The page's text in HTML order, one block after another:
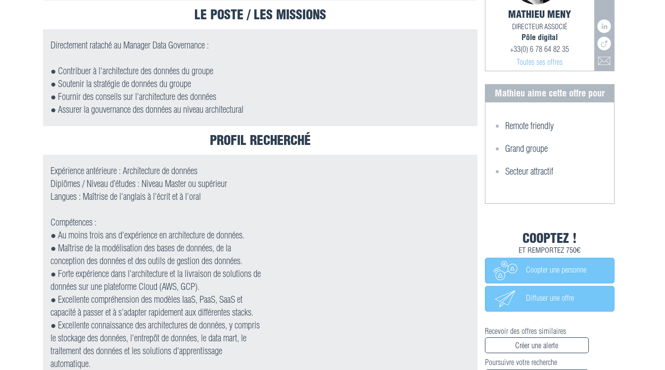
LE POSTE / LES MISSIONS
Directement rataché au Manager Data Governance :
● Contribuer à l'architecture des données du groupe
● Soutenir la stratégie de données du groupe
● Fournir des conseils sur l'architecture des données
● Assurer la gouvernance des données au niveau architectural
PROFIL RECHERCHÉ
Expérience antérieure : Architecture de données
Diplômes / Niveau d’études : Niveau Master ou supérieur
Langues : Maîtrise de l'anglais à l'écrit et à l'oral
Compétences :
● Au moins trois ans d'expérience en architecture de données.
● Maîtrise de la modélisation des bases de données, de la
conception des données et des outils de gestion des données.
● Forte expérience dans l'architecture et la livraison de solutions de
données sur une plateforme Cloud (AWS, GCP).
● Excellente compréhension des modèles IaaS, PaaS, SaaS et
capacité à passer et à s'adapter rapidement aux différentes stacks.
● Excellente connaissance des architectures de données, y compris
le stockage des données, l'entrepôt de données, le data mart, le
traitement des données et les solutions d'apprentissage
automatique.
MATHIEU MENY
DIRECTEUR ASSOCIÉ
Pôle digital
+33(0) 6 78 64 82 35
Toutes ses offres
Mathieu aime cette offre pour
Remote friendly
Grand groupe
Secteur attractif
COOPTEZ !
ET REMPORTEZ 750€
Coopter une personne
Diffuser une offre
Recevoir des offres similaires
Créer une alerte
Poursuivre votre recherche